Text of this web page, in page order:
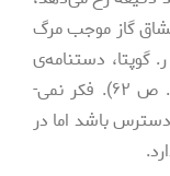
گاز موجب مرگ
ر. گوپتا، دستنامه‌­ی
سم‌­شناسی عوامل جنگ شیمیایی، ۲۰۰۹. ص ۶۲). فکر نمی‌­
باشد اما در